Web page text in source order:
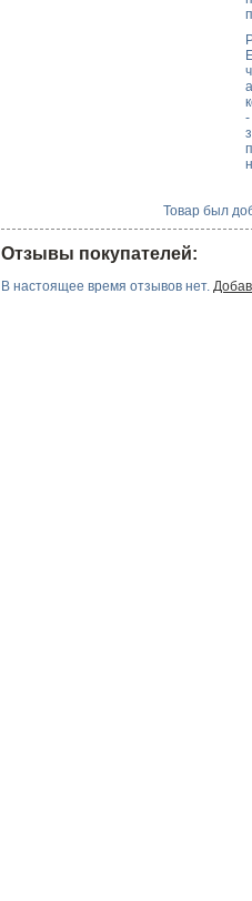
Товар был
Отзывы покупателей:
В настоящее время отзывов нет.